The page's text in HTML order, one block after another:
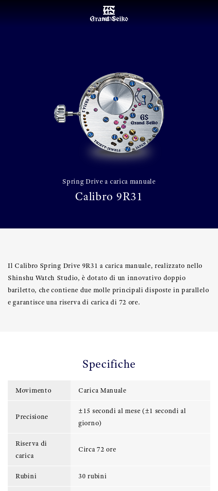
MENU
Spring Drive a carica manuale
Calibro 9R31
Il Calibro Spring Drive 9R31 a carica manuale, realizzato nello
Shinshu Watch Studio, è dotato di un innovativo doppio
bariletto, che contiene due molle principali disposte in parallelo
e garantisce una riserva di carica di 72 ore.
Specifiche
Movimento Carica Manuale
Precisione
±15 secondi al mese (±1 secondi al
giorno)
Riserva di
carica
Circa 72 ore
Rubini 30 rubini